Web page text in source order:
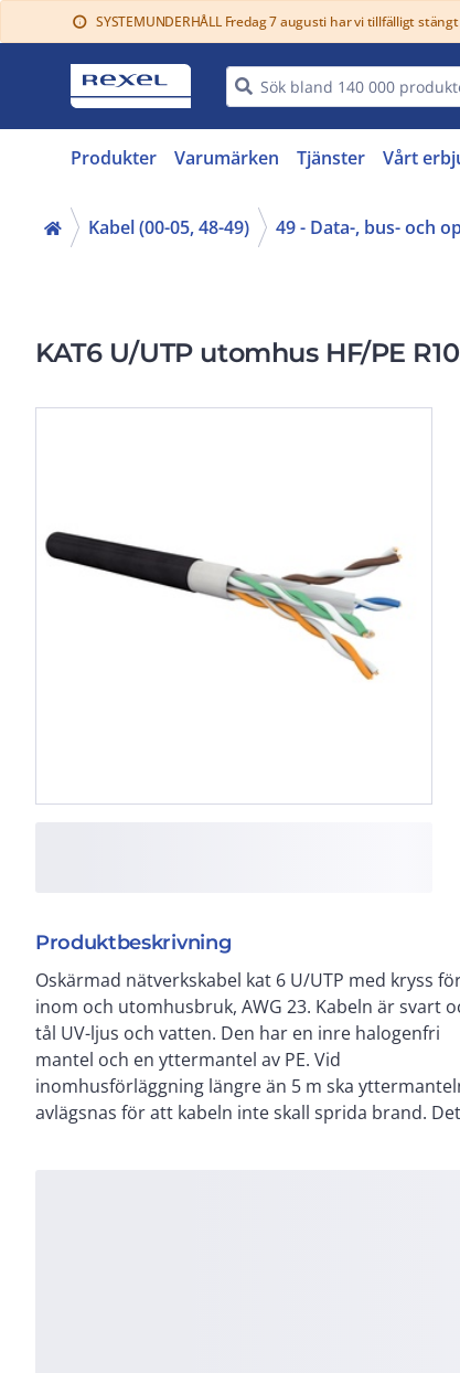
info SYSTEMUNDERHÅLL Fredag 7 augusti har vi tillfälligt
Produkter Varumärken Tjänster Vårt
Kabel (00-05, 48-49) 49 - Data-, bus- och
KAT6 U/UTP utomhus HF/PE
Produktbeskrivning
Oskärmad nätverkskabel kat 6 U/UTP med kryss
inom och utomhusbruk, AWG 23. Kabeln är svart
tål UV-ljus och vatten. Den har en inre halogenfri
mantel och en yttermantel av PE. Vid
inomhusförläggning längre än 5 m ska
avlägsnas för att kabeln inte skall sprida brand.
görs enkelt med en inbäddad rivtråd. Uppfyller
överträffar standarderna: ANSI/TIA-568.2-
ISO/IEC11801 ; EN50173 ; IEC 61156-5 ; EN50288-6-1.
Länkklass: E, 250 MHz. Ytterdiameter: 7,3 mm (6,3 mm
utan yttermantel). NVP: 67 %.